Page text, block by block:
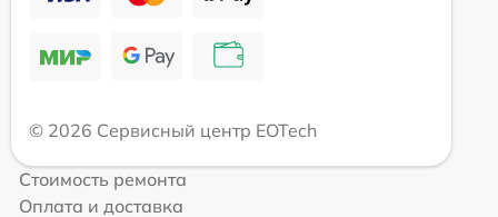
© 2026 Сервисный центр EOTech
Стоимость ремонта
Оплата и доставка